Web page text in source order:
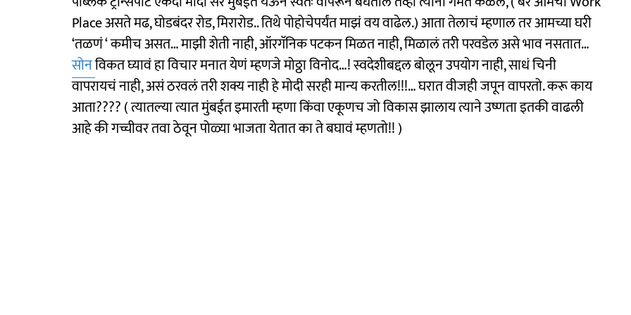
Place असते मढ, घोडबंदर रोड, मिरारोड.. तिथे पोहोचेपर्यंत माझं वय वाढेल.) आता तेलाचं म्हणाल तर आमच्या घरी
‘तळणं ‘ कमीच असत… माझी शेती नाही, ऑरगॅनिक पटकन मिळत नाही, मिळालं तरी परवडेल असे भाव नसतात…
सोनविकत घ्यावं हा विचार मनात येणं म्हणजे मोठ्ठा विनोद…! स्वदेशीबद्दल बोलून उपयोग नाही, साधं चिनी
वापरायचं नाही, असं ठरवलं तरी शक्य नाही हे मोदी सरही मान्य करतील!!!… घरात वीजही जपून वापरतो. करू काय
आता???? ( त्यातल्या त्यात मुंबईत इमारती म्हणा किंवा एकूणच जो विकास झालाय त्याने उष्णता इतकी वाढली
आहे की गच्चीवर तवा ठेवून पोळ्या भाजता येतात का ते बघावं म्हणतो!! )